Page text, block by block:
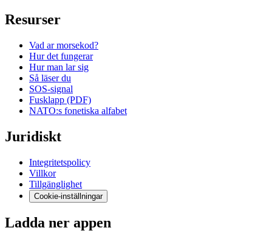
Resurser
Vad ar morsekod?
Hur det fungerar
Hur man lar sig
Så läser du
SOS-signal
Fusklapp (PDF)
NATO:s fonetiska alfabet
Juridiskt
Integritetspolicy
Villkor
Tillgänglighet
Cookie-inställningar
Ladda ner appen